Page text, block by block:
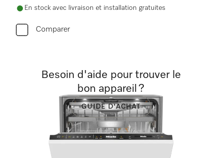
En stock avec livraison et installation gratuites
Comparer
Besoin d'aide pour trouver le
bon appareil ?
GUIDE D'ACHAT